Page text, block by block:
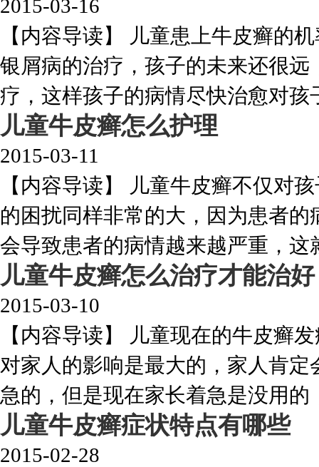
2015-03-16
【内容导读】 儿童患上牛皮癣的
银屑病的治疗，孩子的未来还很
疗，这样孩子的病情尽快治愈对
儿童牛皮癣怎么护理
2015-03-11
【内容导读】 儿童牛皮癣不仅对
的困扰同样非常的大，因为患者
会导致患者的病情越来越严重，
儿童牛皮癣怎么治疗才能治好
2015-03-10
【内容导读】 儿童现在的牛皮癣
对家人的影响是最大的，家人肯
急的，但是现在家长着急是没用
儿童牛皮癣症状特点有哪些
2015-02-28